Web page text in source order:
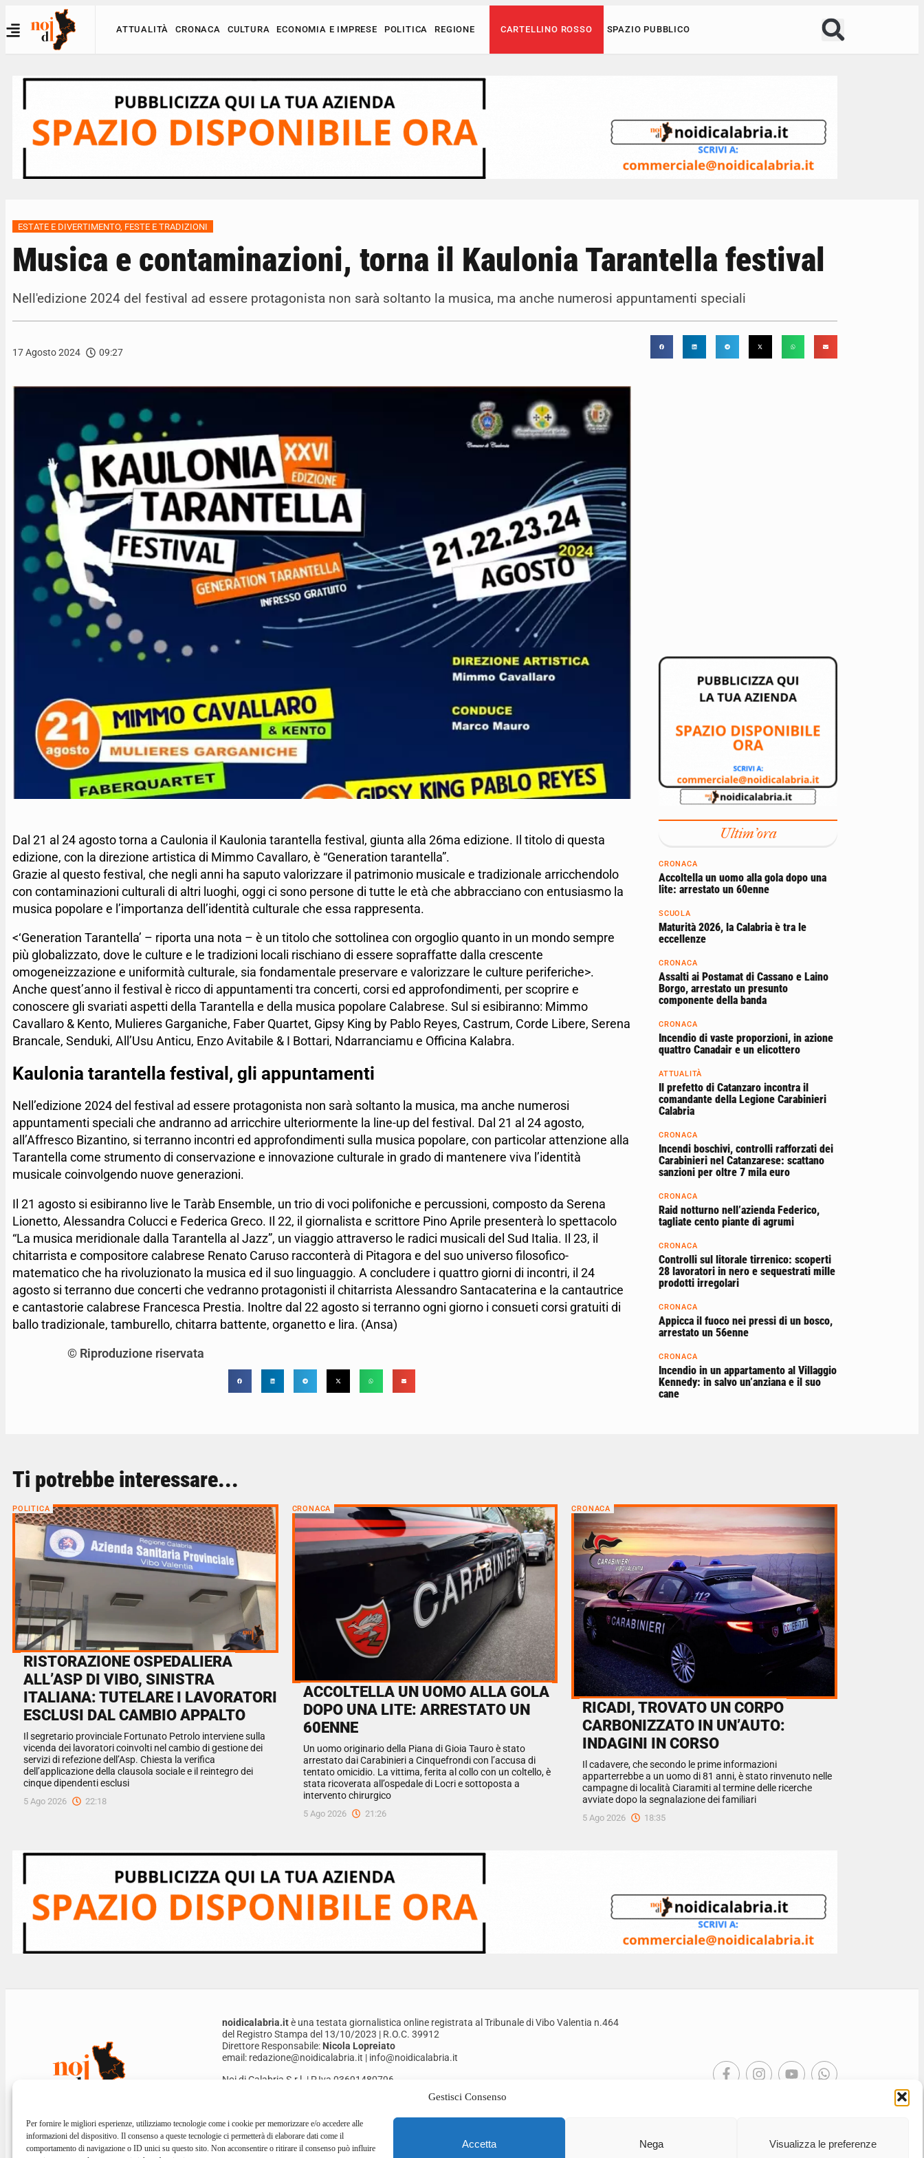
Gestisci Consenso
Per fornire le migliori esperienze, utilizziamo tecnologie come i cookie per memorizzare e/o accedere alle
informazioni del dispositivo. Il consenso a queste tecnologie ci permetterà di elaborare dati come il
comportamento di navigazione o ID unici su questo sito. Non acconsentire o ritirare il consenso può influire
Accetta Nega Visualizza le preferenze
ATTUALITÀ CRONACA CULTURA ECONOMIA E IMPRESE POLITICA REGIONE CARTELLINO ROSSO SPAZIO PUBBLICO
ESTATE E DIVERTIMENTO, FESTE E TRADIZIONI
Musica e contaminazioni, torna il Kaulonia Tarantella festival
Nell'edizione 2024 del festival ad essere protagonista non sarà soltanto la musica, ma anche numerosi appuntamenti speciali
17 Agosto 2024 09:27
Dal 21 al 24 agosto torna a Caulonia il Kaulonia tarantella festival, giunta alla 26ma edizione. Il titolo di questa
edizione, con la direzione artistica di Mimmo Cavallaro, è “Generation tarantella”.
Grazie al questo festival, che negli anni ha saputo valorizzare il patrimonio musicale e tradizionale arricchendolo
con contaminazioni culturali di altri luoghi, oggi ci sono persone di tutte le età che abbracciano con entusiasmo la
musica popolare e l’importanza dell’identità culturale che essa rappresenta.
<‘Generation Tarantella’ – riporta una nota – è un titolo che sottolinea con orgoglio quanto in un mondo sempre
più globalizzato, dove le culture e le tradizioni locali rischiano di essere sopraffatte dalla crescente
omogeneizzazione e uniformità culturale, sia fondamentale preservare e valorizzare le culture periferiche>.
Anche quest’anno il festival è ricco di appuntamenti tra concerti, corsi ed approfondimenti, per scoprire e
conoscere gli svariati aspetti della Tarantella e della musica popolare Calabrese. Sul si esibiranno: Mimmo
Cavallaro & Kento, Mulieres Garganiche, Faber Quartet, Gipsy King by Pablo Reyes, Castrum, Corde Libere, Serena
Brancale, Senduki, All’Usu Anticu, Enzo Avitabile & I Bottari, Ndarranciamu e Officina Kalabra.
Kaulonia tarantella festival, gli appuntamenti
Nell’edizione 2024 del festival ad essere protagonista non sarà soltanto la musica, ma anche numerosi
appuntamenti speciali che andranno ad arricchire ulteriormente la line-up del festival. Dal 21 al 24 agosto,
all’Affresco Bizantino, si terranno incontri ed approfondimenti sulla musica popolare, con particolar attenzione alla
Tarantella come strumento di conservazione e innovazione culturale in grado di mantenere viva l’identità
musicale coinvolgendo nuove generazioni.
Il 21 agosto si esibiranno live le Taràb Ensemble, un trio di voci polifoniche e percussioni, composto da Serena
Lionetto, Alessandra Colucci e Federica Greco. Il 22, il giornalista e scrittore Pino Aprile presenterà lo spettacolo
“La musica meridionale dalla Tarantella al Jazz”, un viaggio attraverso le radici musicali del Sud Italia. Il 23, il
chitarrista e compositore calabrese Renato Caruso racconterà di Pitagora e del suo universo filosofico-
matematico che ha rivoluzionato la musica ed il suo linguaggio. A concludere i quattro giorni di incontri, il 24
agosto si terranno due concerti che vedranno protagonisti il chitarrista Alessandro Santacaterina e la cantautrice
e cantastorie calabrese Francesca Prestia. Inoltre dal 22 agosto si terranno ogni giorno i consueti corsi gratuiti di
ballo tradizionale, tamburello, chitarra battente, organetto e lira. (Ansa)
© Riproduzione riservata
Ultim'ora
CRONACA
Accoltella un uomo alla gola dopo una
lite: arrestato un 60enne
SCUOLA
Maturità 2026, la Calabria è tra le
eccellenze
CRONACA
Assalti ai Postamat di Cassano e Laino
Borgo, arrestato un presunto
componente della banda
CRONACA
Incendio di vaste proporzioni, in azione
quattro Canadair e un elicottero
ATTUALITÀ
Il prefetto di Catanzaro incontra il
comandante della Legione Carabinieri
Calabria
CRONACA
Incendi boschivi, controlli rafforzati dei
Carabinieri nel Catanzarese: scattano
sanzioni per oltre 7 mila euro
CRONACA
Raid notturno nell’azienda Federico,
tagliate cento piante di agrumi
CRONACA
Controlli sul litorale tirrenico: scoperti
28 lavoratori in nero e sequestrati mille
prodotti irregolari
CRONACA
Appicca il fuoco nei pressi di un bosco,
arrestato un 56enne
CRONACA
Incendio in un appartamento al Villaggio
Kennedy: in salvo un’anziana e il suo
cane
Ti potrebbe interessare...
POLITICA
RISTORAZIONE OSPEDALIERA
ALL’ASP DI VIBO, SINISTRA
ITALIANA: TUTELARE I LAVORATORI
ESCLUSI DAL CAMBIO APPALTO
Il segretario provinciale Fortunato Petrolo interviene sulla
vicenda dei lavoratori coinvolti nel cambio di gestione dei
servizi di refezione dell’Asp. Chiesta la verifica
dell’applicazione della clausola sociale e il reintegro dei
cinque dipendenti esclusi
5 Ago 2026 22:18
CRONACA
ACCOLTELLA UN UOMO ALLA GOLA
DOPO UNA LITE: ARRESTATO UN
60ENNE
Un uomo originario della Piana di Gioia Tauro è stato
arrestato dai Carabinieri a Cinquefrondi con l’accusa di
tentato omicidio. La vittima, ferita al collo con un coltello, è
stata ricoverata all’ospedale di Locri e sottoposta a
intervento chirurgico
5 Ago 2026 21:26
CRONACA
RICADI, TROVATO UN CORPO
CARBONIZZATO IN UN’AUTO:
INDAGINI IN CORSO
Il cadavere, che secondo le prime informazioni
apparterrebbe a un uomo di 81 anni, è stato rinvenuto nelle
campagne di località Ciaramiti al termine delle ricerche
avviate dopo la segnalazione dei familiari
5 Ago 2026 18:35
noidicalabria.itè una testata giornalistica online registrata al Tribunale di Vibo Valentia n.464
del Registro Stampa del 13/10/2023 | R.O.C. 39912
Direttore Responsabile: Nicola Lopreiato
email: redazione@noidicalabria.it | info@noidicalabria.it
Noi di Calabria S.r.l. | P.Iva 03691480796
Privacy Policy Cookie Policy